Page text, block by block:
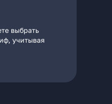
выбрать
учитывая